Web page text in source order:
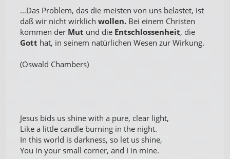
...Das Problem, das die meisten von uns belastet, ist
daß wir nicht wirklich wollen. Bei einem Christen
kommen der Mut und die Entschlossenheit, die
Gott hat, in seinem natürlichen Wesen zur Wirkung.
(Oswald Chambers)
Jesus bids us shine with a pure, clear light,
Like a little candle burning in the night.
In this world is darkness, so let us shine,
You in your small corner, and I in mine.